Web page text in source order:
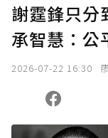
謝霆鋒只分
承智慧：公
2026-07-22 16:30